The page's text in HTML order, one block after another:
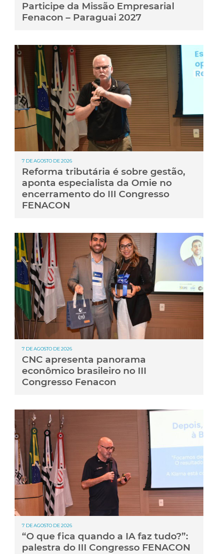
Participe da Missão Empresarial
Fenacon – Paraguai 2027
7 DE AGOSTO DE 2026
Reforma tributária é sobre gestão,
aponta especialista da Omie no
encerramento do III Congresso
FENACON
7 DE AGOSTO DE 2026
CNC apresenta panorama
econômico brasileiro no III
Congresso Fenacon
7 DE AGOSTO DE 2026
“O que fica quando a IA faz tudo?”:
palestra do III Congresso FENACON